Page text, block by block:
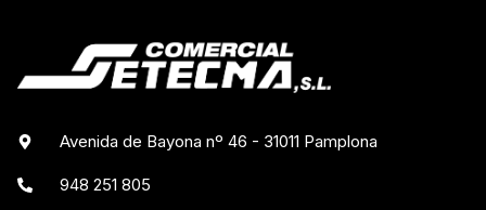
Avenida de Bayona nº 46 - 31011 Pamplona
948 251 805